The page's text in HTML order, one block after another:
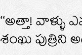
‘‘అత్తా!
శంఖు పుత్రిని